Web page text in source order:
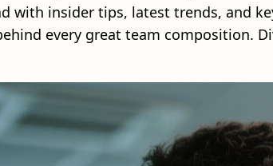
with insider tips, latest trends, and
every great team composition.